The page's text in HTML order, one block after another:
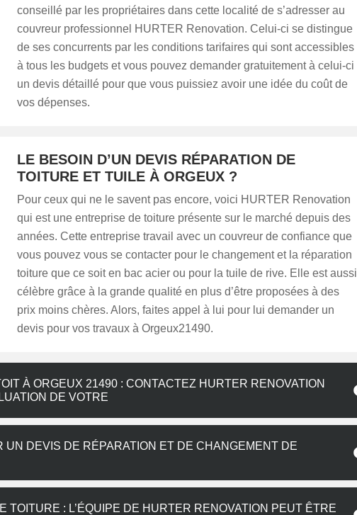
conseillé par les propriétaires dans cette localité de s’adresser au
couvreur professionnel HURTER Renovation. Celui-ci se distingue
de ses concurrents par les conditions tarifaires qui sont accessibles
à tous les budgets et vous pouvez demander gratuitement à celui-ci
un devis détaillé pour que vous puissiez avoir une idée du coût de
vos dépenses.
LE BESOIN D’UN DEVIS RÉPARATION DE
TOITURE ET TUILE À ORGEUX ?
Pour ceux qui ne le savent pas encore, voici HURTER Renovation
qui est une entreprise de toiture présente sur le marché depuis des
années. Cette entreprise travail avec un couvreur de confiance que
vous pouvez vous se contacter pour le changement et la réparation
toiture que ce soit en bac acier ou pour la tuile de rive. Elle est aussi
célèbre grâce à la grande qualité en plus d’être proposées à des
prix moins chères. Alors, faites appel à lui pour lui demander un
devis pour vos travaux à Orgeux21490.
À ORGEUX 21490 : CONTACTEZ HURTER RENOVATION
DE VOTRE
UN DEVIS DE RÉPARATION ET DE CHANGEMENT DE
TOITURE : L’ÉQUIPE DE HURTER RENOVATION PEUT ÊTRE